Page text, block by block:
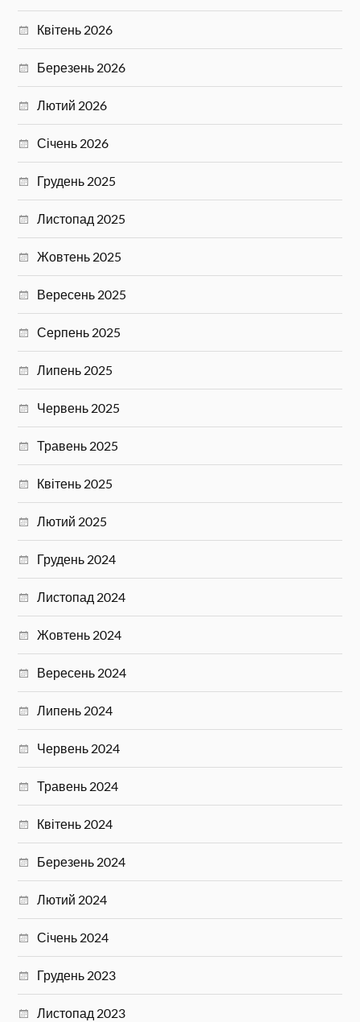
Квітень 2026
Березень 2026
Лютий 2026
Січень 2026
Грудень 2025
Листопад 2025
Жовтень 2025
Вересень 2025
Серпень 2025
Липень 2025
Червень 2025
Травень 2025
Квітень 2025
Лютий 2025
Грудень 2024
Листопад 2024
Жовтень 2024
Вересень 2024
Липень 2024
Червень 2024
Травень 2024
Квітень 2024
Березень 2024
Лютий 2024
Січень 2024
Грудень 2023
Листопад 2023